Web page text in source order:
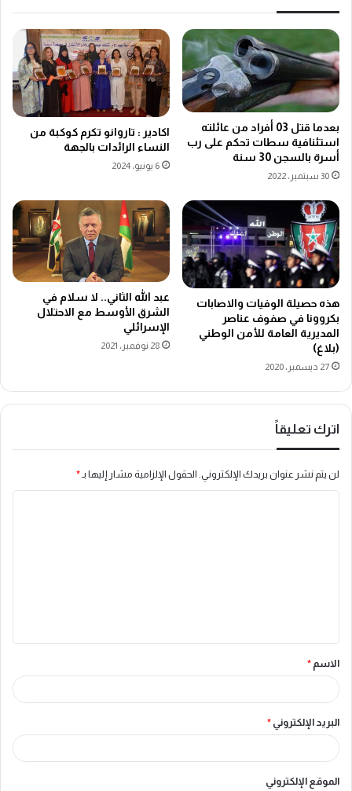
بعدما قتل 03 أفراد من عائلته
استئنافية سطات تحكم على رب
أسرة بالسجن 30 سنة
30 سبتمبر، 2022
اكادير : تاروانو تكرم كوكبة من
النساء الرائدات بالجهة
6 يونيو، 2024
هذه حصيلة الوفيات والاصابات
بكروونا في صفوف عناصر
المديرية العامة للأمن الوطني
(بلاغ)
27 ديسمبر، 2020
عبد الله الثاني.. لا سلام في
الشرق الأوسط مع الاحتلال
الإسرائلي
28 نوفمبر، 2021
اترك تعليقاً
لن يتم نشر عنوان بريدك الإلكتروني. الحقول الإلزامية مشار إليها بـ*
ق
*
الاسم *
البريد الإلكتروني *
الموقع الإلكتروني